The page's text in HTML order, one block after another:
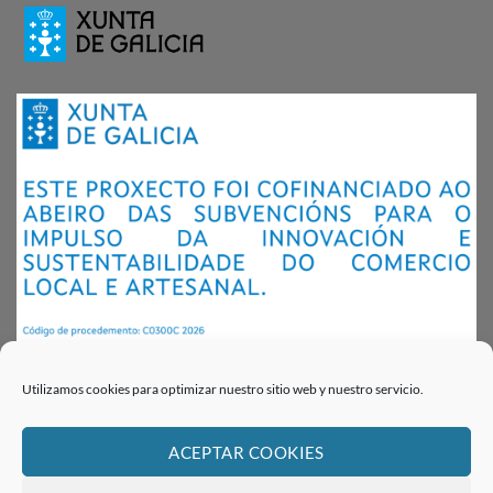
Utilizamos cookies para optimizar nuestro sitio web y nuestro servicio.
ACEPTAR COOKIES